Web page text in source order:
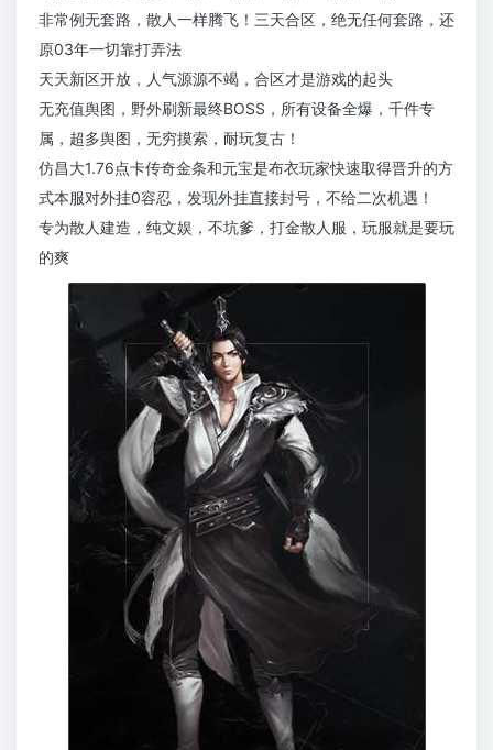
非常例无套路，散人一样腾飞！三天合区，绝无任何套路，还
原03年一切靠打弄法
天天新区开放，人气源源不竭，合区才是游戏的起头
无充值舆图，野外刷新最终BOSS，所有设备全爆，千件专
属，超多舆图，无穷摸索，耐玩复古！
仿昌大1.76点卡传奇金条和元宝是布衣玩家快速取得晋升的方
式本服对外挂0容忍，发现外挂直接封号，不给二次机遇！
专为散人建造，纯文娱，不坑爹，打金散人服，玩服就是要玩
的爽